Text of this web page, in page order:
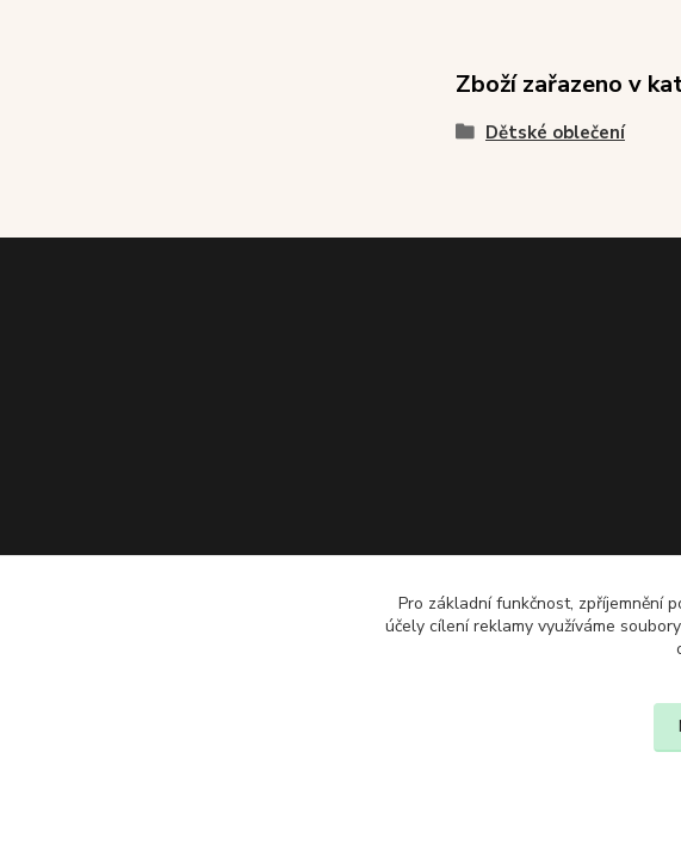
Zboží zařazeno v
Dětské oblečení
Pro základní funkčnost, zpříjemnění
účely cílení reklamy využíváme